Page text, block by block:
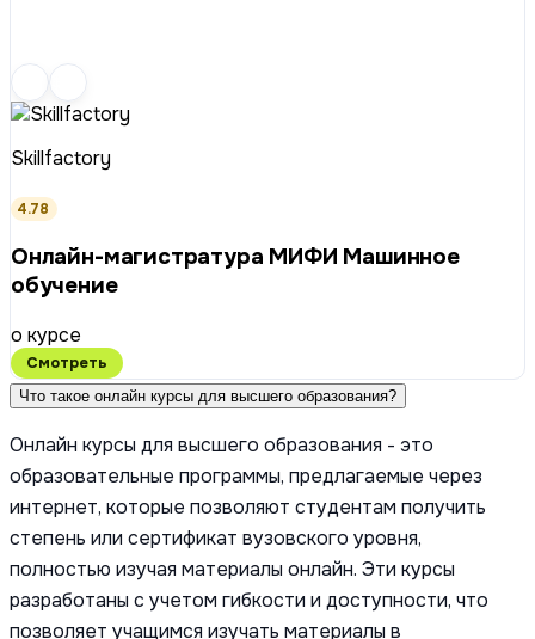
Skillfactory
4.78
Онлайн-магистратура МИФИ Машинное
обучение
о курсе
Смотреть
Что такое онлайн курсы для высшего образования?
Онлайн курсы для высшего образования - это
образовательные программы, предлагаемые через
интернет, которые позволяют студентам получить
степень или сертификат вузовского уровня,
полностью изучая материалы онлайн. Эти курсы
разработаны с учетом гибкости и доступности, что
позволяет учащимся изучать материалы в